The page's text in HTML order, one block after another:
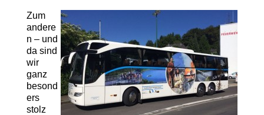
Zum
andere
n – und
da sind
wir
ganz
besond
ers
stolz